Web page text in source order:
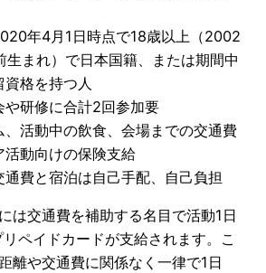
年4月1日時点で18歳以上（2002
生まれ）で日本国籍、または期間中
資格を持つ人
や研修に合計2回参加要
、活動中の飲食、会場までの交通費
活動向けの保険支給
通費と宿泊は自己手配、自己負担
は交通費を補助する名目で活動1日
ペイドカードが支給されます。こ
離や交通費に関係なく一律で1日